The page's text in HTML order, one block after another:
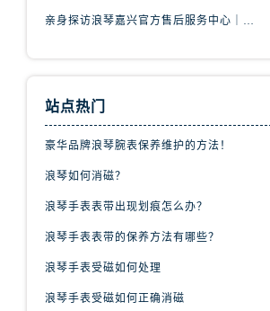
亲身探访浪琴嘉兴官方售后服务中心｜热线电话与网点地址（2026年7月最新）
站点热门
豪华品牌浪琴腕表保养维护的方法！
浪琴如何消磁？
浪琴手表表带出现划痕怎么办？
浪琴手表表带的保养方法有哪些？
浪琴手表受磁如何处理
浪琴手表受磁如何正确消磁